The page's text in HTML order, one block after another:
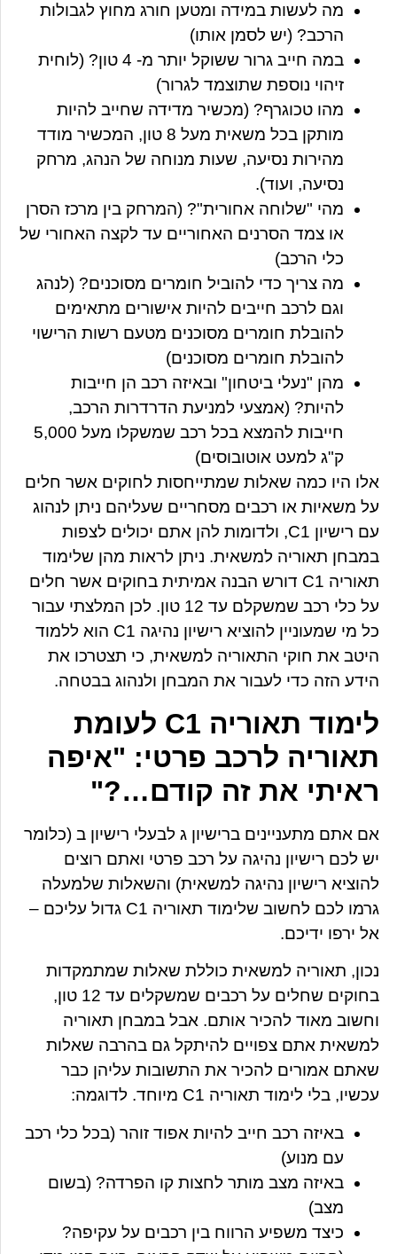
מה לעשות במידה ומטען חורג מחוץ לגבולות
הרכב? (יש לסמן אותו)
במה חייב גרור ששוקל יותר מ- 4 טון?
(לוחית
זיהוי נוספת שתוצמד לגרור)
מהו טכוגרף? (מכשיר מדידה שחייב להיות
מותקן בכל משאית מעל 8 טון, המכשיר מודד
מהירות נסיעה, שעות מנוחה של הנהג, מרחק
נסיעה, ועוד).
מהי "שלוחה אחורית"? (המרחק בין מרכז הסרן
או צמד הסרנים האחוריים עד לקצה האחורי של
כלי הרכב)
מה צריך כדי להוביל חומרים מסוכנים? (לנהג
וגם לרכב חייבים להיות אישורים מתאימים
להובלת חומרים מסוכנים מטעם רשות הרישוי
להובלת חומרים מסוכנים)
מהן "נעלי ביטחון" ובאיזה רכב הן חייבות
להיות? (אמצעי למניעת הדרדרות הרכב,
חייבות להמצא בכל רכב שמשקלו מעל 5,000
ק"ג למעט אוטובוסים)
אלו היו כמה שאלות שמתייחסות לחוקים אשר חלים
על משאיות או רכבים מסחריים שעליהם ניתן לנהוג
עם רישיון C1, ולדומות להן אתם יכולים לצפות
במבחן תאוריה למשאית. ניתן לראות מהן שלימוד
תאוריה C1 דורש הבנה אמיתית בחוקים אשר חלים
על כלי רכב שמשקלם עד 12 טון. לכן המלצתי עבור
כל מי שמעוניין להוציא רישיון נהיגה C1 הוא ללמוד
היטב את חוקי התאוריה למשאית, כי תצטרכו את
הידע הזה כדי לעבור את המבחן ולנהוג בבטחה.
לימוד תאוריה C1 לעומת
תאוריה לרכב פרטי: "איפה
ראיתי את זה קודם…?"
אם אתם מתעניינים ברישיון ג לבעלי רישיון ב (כלומר
יש לכם רישיון נהיגה על רכב פרטי ואתם רוצים
להוציא רישיון נהיגה למשאית) והשאלות שלמעלה
גרמו לכם לחשוב שלימוד תאוריה C1 גדול עליכם –
אל ירפו ידיכם.
נכון, תאוריה למשאית כוללת שאלות שמתמקדות
בחוקים שחלים על רכבים שמשקלים עד 12 טון,
וחשוב מאוד להכיר אותם. אבל במבחן תאוריה
למשאית אתם צפויים להיתקל גם בהרבה שאלות
שאתם אמורים להכיר את התשובות עליהן כבר
עכשיו, בלי לימוד תאוריה C1 מיוחד. לדוגמה:
באיזה רכב חייב להיות אפוד זוהר (בכל כלי רכב
עם מנוע)
באיזה מצב מותר לחצות קו הפרדה? (בשום
מצב)
כיצד משפיע הרווח בין רכבים על עקיפה?